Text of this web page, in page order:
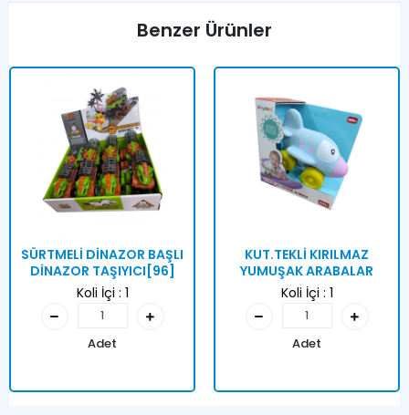
Benzer Ürünler
SÜRTMELİ DİNAZOR BAŞLI
DİNAZOR TAŞIYICI[96]
Koli İçi : 1
Adet
KUT.TEKLİ KIRILMAZ
YUMUŞAK ARABALAR
Koli İçi : 1
Adet